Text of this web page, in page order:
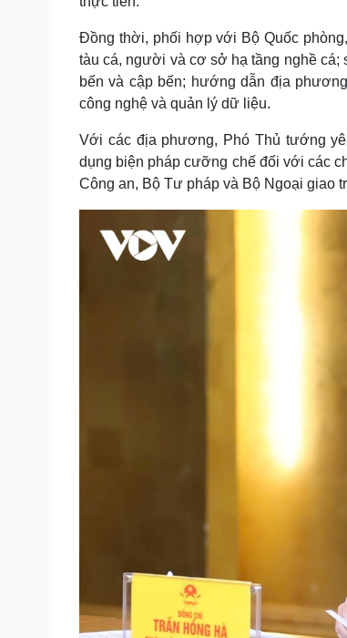
Đồng thời, phối hợp với Bộ Quốc
tàu cá, người và cơ sở hạ tầng nghề cá;
bến và cập bến; hướng dẫn địa
công nghệ và quản lý dữ liệu.
Với các địa phương, Phó Thủ tướng
dụng biện pháp cưỡng chế đối với các
Công an, Bộ Tư pháp và Bộ Ngoại giao